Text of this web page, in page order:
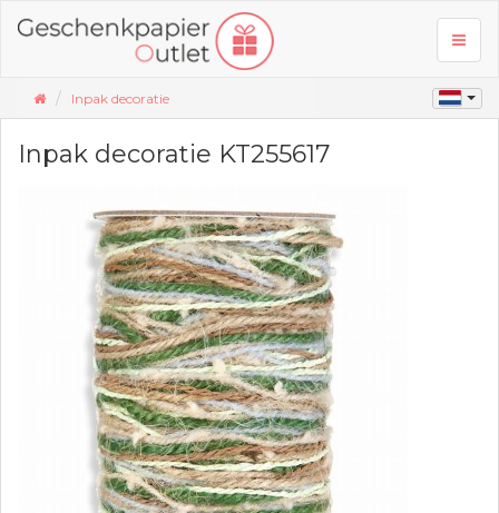
Inpak decoratie
Inpak decoratie KT255617